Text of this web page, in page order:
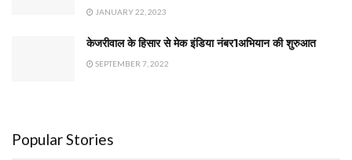
JANUARY 22, 2023
केजरीवाल के हिसार से मेक इंडिया नंबर1अभियान की शुरुआत
SEPTEMBER 7, 2022
Popular Stories